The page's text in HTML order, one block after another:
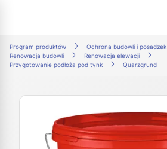
Program produktów
Ochrona budowli i posadzek
Renowacja budowli
Renowacja elewacji
Przygotowanie podłoża pod tynk
Quarzgrund